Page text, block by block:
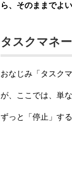
ら、そのままでよい
タスクマネ
おなじみ「タスク
が、ここでは、単
ずっと「停止」す